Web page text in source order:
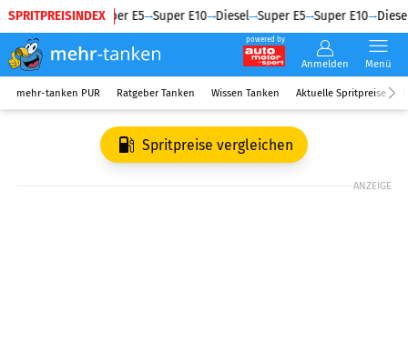
SPRITPREISINDEX
Diesel Super E5 Super E10 Diesel Super E5 Super E10 Diesel
powered by
Anmelden Menü
mehr-tanken PUR Ratgeber Tanken Wissen Tanken Aktuelle Spritpreise
Spritpreise vergleichen
ANZEIGE